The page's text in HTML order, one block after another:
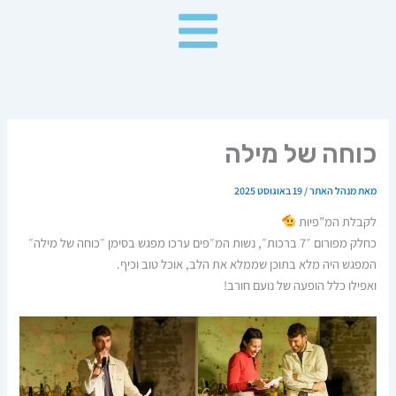
כוחה של מילה
מאתמנהל האתר/19 באוגוסט 2025
לקבלת המ”פיות
כחלק מפורום ״7 ברכות״, נשות המ״פים ערכו מפגש בסימן ״כוחה של מילה״
המפגש היה מלא בתוכן שממלא את הלב, אוכל טוב וכיף.
ואפילו כלל הופעה של נועם חורב!